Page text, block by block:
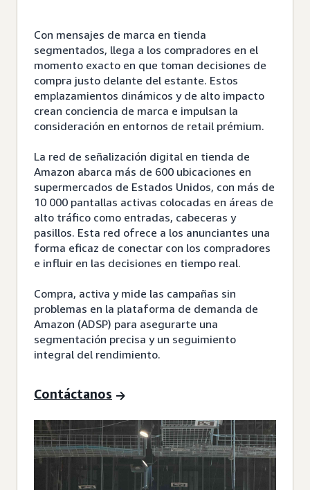
Con mensajes de marca en tienda
segmentados, llega a los compradores en el
momento exacto en que toman decisiones de
compra justo delante del estante. Estos
emplazamientos dinámicos y de alto impacto
crean conciencia de marca e impulsan la
consideración en entornos de retail prémium.
La red de señalización digital en tienda de
Amazon abarca más de 600 ubicaciones en
supermercados de Estados Unidos, con más de
10 000 pantallas activas colocadas en áreas de
alto tráfico como entradas, cabeceras y
pasillos. Esta red ofrece a los anunciantes una
forma eficaz de conectar con los compradores
e influir en las decisiones en tiempo real.
Compra, activa y mide las campañas sin
problemas en la plataforma de demanda de
Amazon (ADSP) para asegurarte una
segmentación precisa y un seguimiento
integral del rendimiento.
Contáctanos